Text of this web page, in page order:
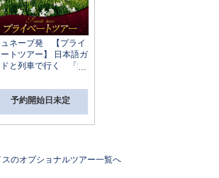
ネーブ発 【プライ
トツアー】 日本語ガ
と列車で行く 「5
訪ねて 午後観光
予約開始日未定
のオプショナルツアー一覧へ